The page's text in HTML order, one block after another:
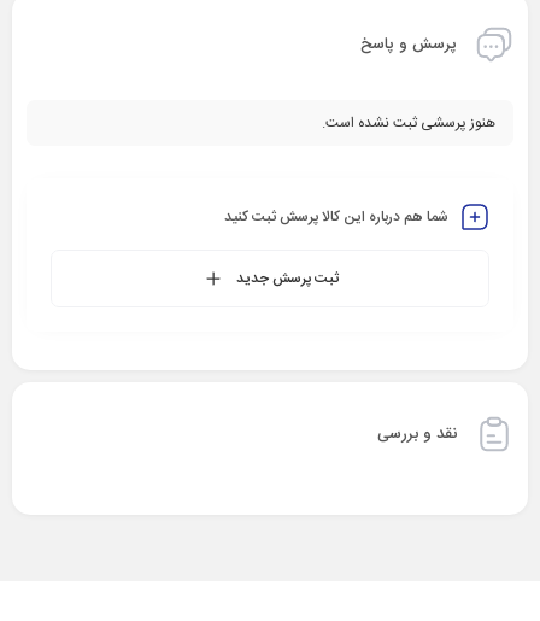
پرسش و پاسخ
هنوز پرسشی ثبت نشده است.
شما هم درباره این کالا پرسش ثبت کنید
ثبت پرسش جدید
نقد و بررسی